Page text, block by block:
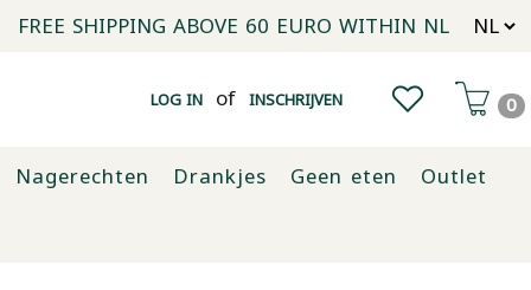
FREE SHIPPING ABOVE 60 EURO WITHIN NL
LOG IN of INSCHRIJVEN 0
Nagerechten Drankjes Geen eten
Outlet